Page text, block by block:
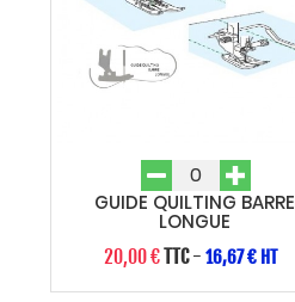
GUIDE QUILTING BARRE
LONGUE
20,00 €TTC-16,67 € HT